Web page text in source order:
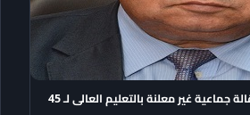
رفعت فياض يكتب .. إقالة جماعية غير معلنة بالتعليم العالى لـ 45